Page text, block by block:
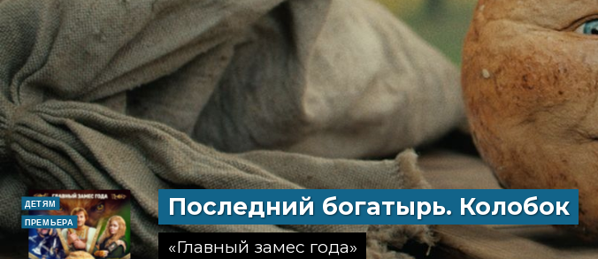
ДЕТЯМ
ПРЕМЬЕРА
Последний богатырь. Колобок
«Главный замес года»